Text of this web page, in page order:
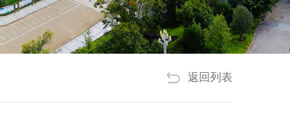
返回列表